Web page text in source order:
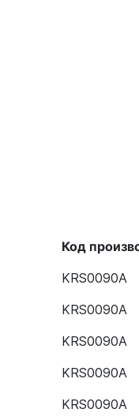
Код
KRS0090A
KRS0090A
KRS0090A
KRS0090A
KRS0090A